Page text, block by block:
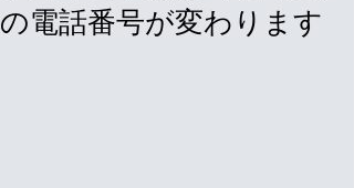
の電話番号が変わります